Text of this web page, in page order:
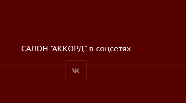
САЛОН "АККОРД" в соцсетях